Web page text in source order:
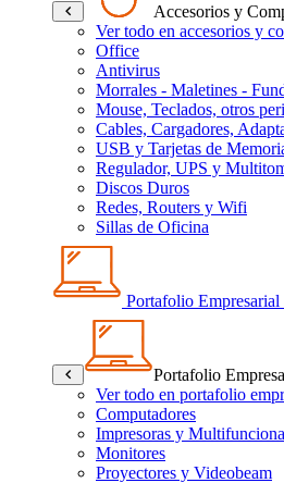
Accesorios y
Ver todo en accesorios y
Office
Antivirus
Morrales - Maletines -
Mouse, Teclados, otros
Cables, Cargadores,
USB y Tarjetas de
Regulador, UPS y
Discos Duros
Redes, Routers y Wifi
Sillas de Oficina
Portafolio Empresarial
Portafolio
Ver todo en portafolio
Computadores
Impresoras y
Monitores
Proyectores y Videobeam